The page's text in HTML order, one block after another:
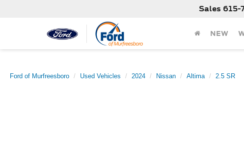
Sales 615-
NEW
Ford of Murfreesboro Used Vehicles 2024 Nissan Altima 2.5 SR